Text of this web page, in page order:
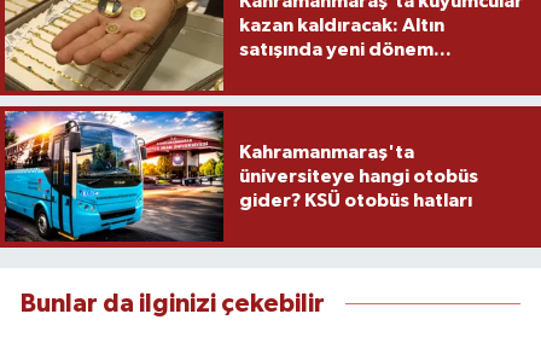
kazan kaldıracak: Altın
satışında yeni dönem...
Kahramanmaraş'ta
üniversiteye hangi otobüs
gider? KSÜ otobüs hatları
Bunlar da ilginizi çekebilir